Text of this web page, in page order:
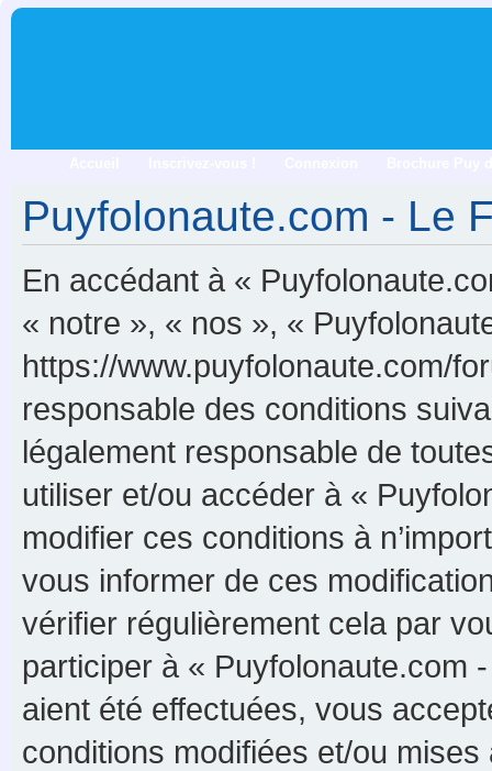
Puyfolonaute.com - Le
En accédant à «
« notre », « nos », «
https://www.puyfolonaute.com/
responsable des conditions
légalement responsable de
utiliser et/ou accéder à «
modifier ces conditions à
vous informer de ces
vérifier régulièrement cela par
participer à « Puyfolonaute.com
aient été effectuées, vous
conditions modifiées et/ou mises